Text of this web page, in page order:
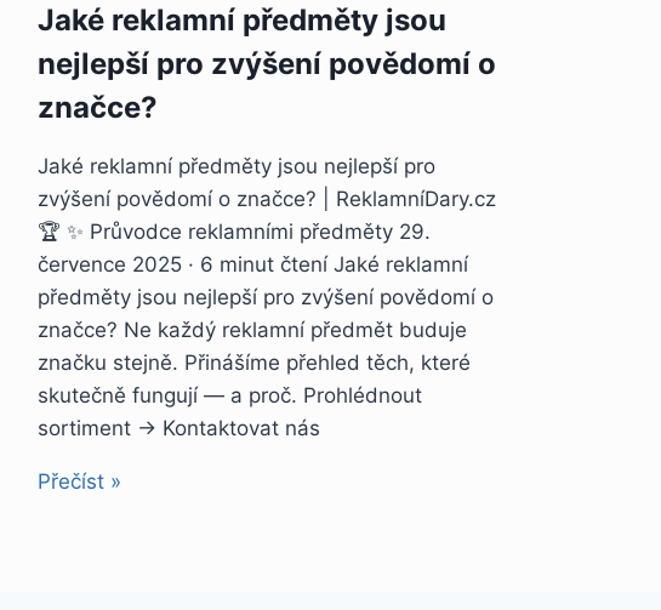
Jaké reklamní předměty jsou
nejlepší pro zvýšení povědomí o
značce?
Jaké reklamní předměty jsou nejlepší pro
zvýšení povědomí o značce? | ReklamníDary.cz
🏆 ✨ Průvodce reklamními předměty 29.
července 2025 · 6 minut čtení Jaké reklamní
předměty jsou nejlepší pro zvýšení povědomí o
značce? Ne každý reklamní předmět buduje
značku stejně. Přinášíme přehled těch, které
skutečně fungují — a proč. Prohlédnout
sortiment → Kontaktovat nás
Přečíst »